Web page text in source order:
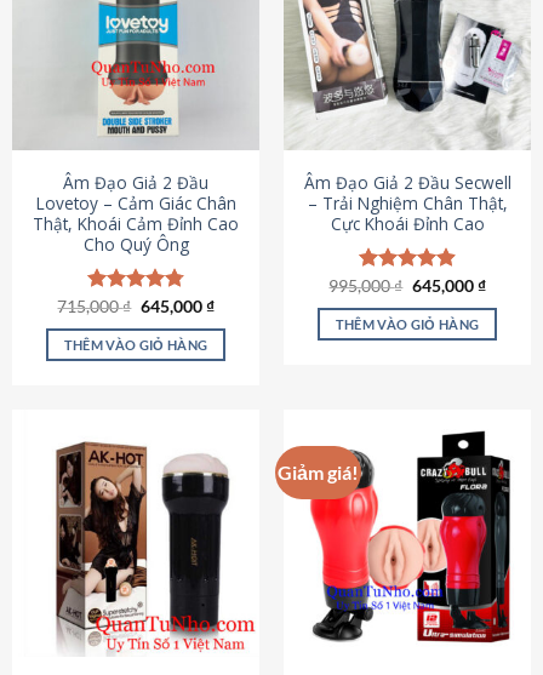
Âm Đạo Giả 2 Đầu
Lovetoy – Cảm Giác Chân
Thật, Khoái Cảm Đỉnh Cao
Cho Quý Ông
Được xếp
hạng4.79
5 sao
715,000₫ Giá
là:
715,000 ₫.
645,000₫Giá
tại
THÊM VÀO GIỎ HÀNG
Âm Đạo Giả 2 Đầu Secwell
– Trải Nghiệm Chân Thật,
Cực Khoái Đỉnh Cao
Được xếp
hạng4.88
5 sao
995,000₫ Giá
là:
995,000 ₫.
645,000₫Giá
tại
THÊM VÀO GIỎ HÀNG
Giảm giá!